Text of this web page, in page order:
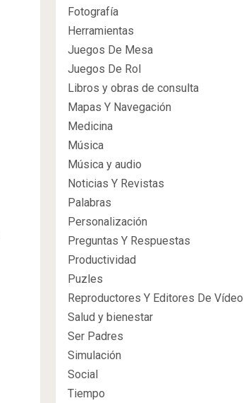
Fotografía
Herramientas
Juegos De Mesa
Juegos De Rol
Libros y obras de consulta
Mapas Y Navegación
Medicina
Música
Música y audio
Noticias Y Revistas
Palabras
Personalización
Preguntas Y Respuestas
Productividad
Puzles
Reproductores Y Editores De Vídeo
Salud y bienestar
Ser Padres
Simulación
Social
Tiempo